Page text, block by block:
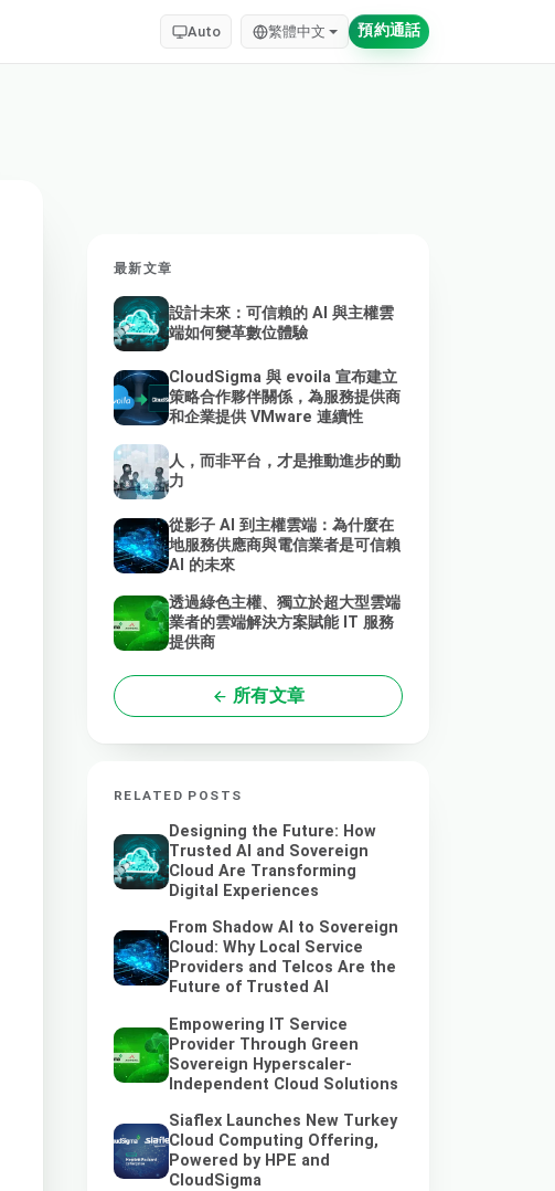
Auto 繁體中文 預約通話
最新文章
設計未來：可信賴的 AI 與主權雲
端如何變革數位體驗
CloudSigma 與 evoila 宣布建立
策略合作夥伴關係，為服務提供商
和企業提供 VMware 連續性
人，而非平台，才是推動進步的動
力
從影子 AI 到主權雲端：為什麼在
地服務供應商與電信業者是可信賴
AI 的未來
透過綠色主權、獨立於超大型雲端
業者的雲端解決方案賦能 IT 服務
提供商
所有文章
RELATED POSTS
Designing the Future: How
Trusted AI and Sovereign
Cloud Are Transforming
Digital Experiences
From Shadow AI to Sovereign
Cloud: Why Local Service
Providers and Telcos Are the
Future of Trusted AI
Empowering IT Service
Provider Through Green
Sovereign Hyperscaler-
Independent Cloud Solutions
Siaflex Launches New Turkey
Cloud Computing Offering,
Powered by HPE and
CloudSigma